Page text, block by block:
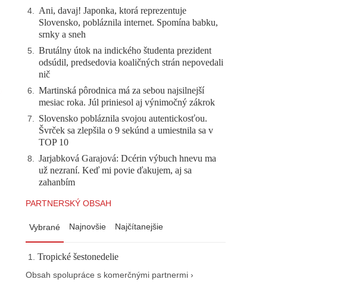
4. Ani, davaj! Japonka, ktorá reprezentuje
Slovensko, pobláznila internet. Spomína babku,
srnky a sneh
5. Brutálny útok na indického študenta prezident
odsúdil, predsedovia koaličných strán nepovedali
nič
6. Martinská pôrodnica má za sebou najsilnejší
mesiac roka. Júl priniesol aj výnimočný zákrok
7. Slovensko pobláznila svojou autentickosťou.
Švrček sa zlepšila o 9 sekúnd a umiestnila sa v
TOP 10
8. Jarjabková Garajová: Dcérin výbuch hnevu ma
už nezraní. Keď mi povie ďakujem, aj sa
zahanbím
PARTNERSKÝ OBSAH
Vybrané Najnovšie Najčítanejšie
Tropické šestonedelie
Obsah spolupráce s komerčnými partnermi ›